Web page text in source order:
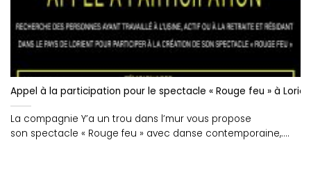
Appel à la participation pour le spectacle « Rouge feu » à
La compagnie Y’a un trou dans l’mur vous propose
son spectacle « Rouge feu » avec danse contemporaine,....